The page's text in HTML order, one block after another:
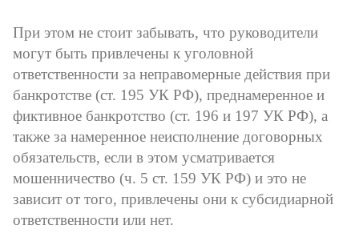
При этом не стоит забывать, что руководители
могут быть привлечены к уголовной
ответственности за неправомерные действия при
банкротстве (ст. 195 УК РФ), преднамеренное и
фиктивное банкротство (ст. 196 и 197 УК РФ), а
также за намеренное неисполнение договорных
обязательств, если в этом усматривается
мошенничество (ч. 5 ст. 159 УК РФ) и это не
зависит от того, привлечены они к субсидиарной
ответственности или нет.